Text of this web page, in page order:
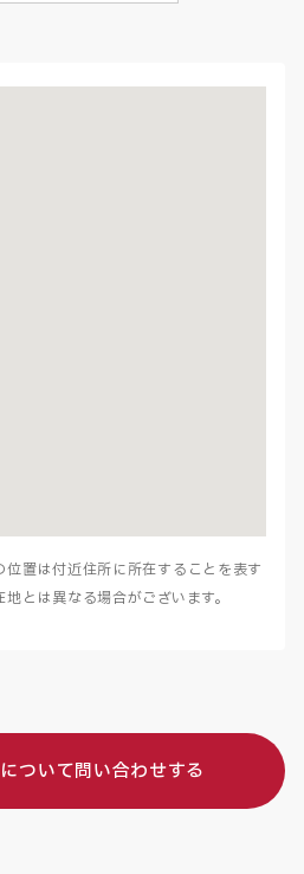
置は付近住所に所在することを表す
とは異なる場合がございます。
ついて問い合わせする